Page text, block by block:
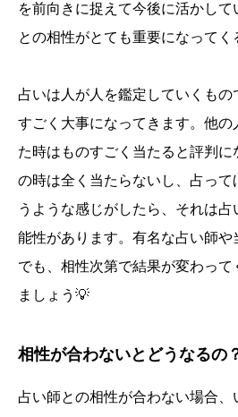
を前向きに捉えて今後に活かし
との相性がとても重要になってく
占いは人が人を鑑定していくも
すごく大事になってきます。他の
た時はものすごく当たると評判
の時は全く当たらないし、占って
うような感じがしたら、それは
能性があります。有名な占い師や
でも、相性次第で結果が変わって
ましょう💡
相性が合わないとどうなるの
占い師との相性が合わない場合、